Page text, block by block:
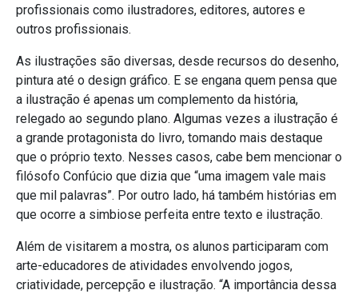
profissionais como ilustradores, editores, autores e
outros profissionais.
As ilustrações são diversas, desde recursos do desenho,
pintura até o design gráfico. E se engana quem pensa que
a ilustração é apenas um complemento da história,
relegado ao segundo plano. Algumas vezes a ilustração é
a grande protagonista do livro, tomando mais destaque
que o próprio texto. Nesses casos, cabe bem mencionar o
filósofo Confúcio que dizia que “uma imagem vale mais
que mil palavras”. Por outro lado, há também histórias em
que ocorre a simbiose perfeita entre texto e ilustração.
Além de visitarem a mostra, os alunos participaram com
arte-educadores de atividades envolvendo jogos,
criatividade, percepção e ilustração. “A importância dessa